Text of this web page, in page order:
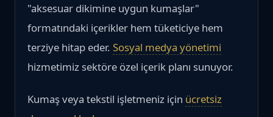
"aksesuar dikimine uygun kumaşlar"
formatındaki içerikler hem tüketiciye hem
terziye hitap eder. Sosyal medya yönetimi
hizmetimiz sektöre özel içerik planı sunuyor.
Kumaş veya tekstil işletmeniz için ücretsiz